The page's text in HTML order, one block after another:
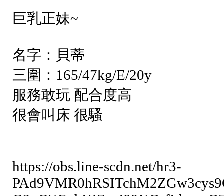
巨乳正妹~
名字：貝蒂
三圍：165/47kg/E/20y
服務敢玩 配合度高
很會叫床 很騷
https://obs.line-scdn.net/hr3-